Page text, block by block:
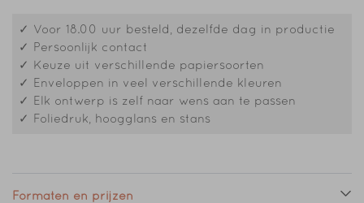
✓ Voor 18.00 uur besteld, dezelfde dag in productie
✓ Persoonlijk contact
✓ Keuze uit verschillende papiersoorten
✓ Enveloppen in veel verschillende kleuren
✓ Elk ontwerp is zelf naar wens aan te passen
✓ Foliedruk, hoogglans en stans
Formaten en prijzen